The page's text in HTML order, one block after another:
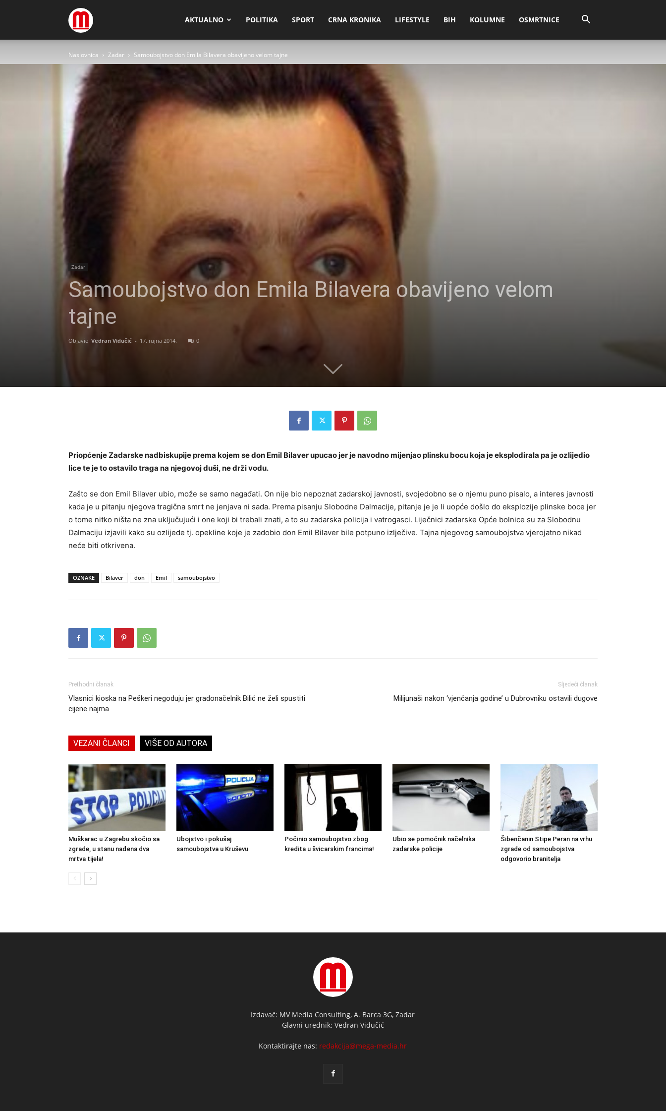
Megamedia AKTUALNO POLITIKA SPORT CRNA KRONIKA LIFESTYLE BIH KOLUMNE OSMRTNICE
Naslovnica Zadar Samoubojstvo don Emila Bilavera obavijeno velom tajne
Zadar
Samoubojstvo don Emila Bilavera obavijeno velom
tajne
Objavio Vedran Vidučić - 17. rujna 2014. 0
Priopćenje Zadarske nadbiskupije prema kojem se don Emil Bilaver upucao jer je navodno mijenjao plinsku bocu koja je eksplodirala pa je ozlijedio
lice te je to ostavilo traga na njegovoj duši, ne drži vodu.
Zašto se don Emil Bilaver ubio, može se samo nagađati. On nije bio nepoznat zadarskoj javnosti, svojedobno se o njemu puno pisalo, a interes javnosti
kada je u pitanju njegova tragična smrt ne jenjava ni sada. Prema pisanju Slobodne Dalmacije, pitanje je je li uopće došlo do eksplozije plinske boce jer
o tome nitko ništa ne zna uključujući i one koji bi trebali znati, a to su zadarska policija i vatrogasci. Liječnici zadarske Opće bolnice su za Slobodnu
Dalmaciju izjavili kako su ozlijede tj. opekline koje je zadobio don Emil Bilaver bile potpuno izlječive. Tajna njegovog samoubojstva vjerojatno nikad
neće biti otkrivena.
OZNAKE Bilaver don Emil samoubojstvo
Prethodni članak
Vlasnici kioska na Peškeri negoduju jer gradonačelnik Bilić ne želi spustiti
cijene najma
Sljedeći članak
Milijunaši nakon ‘vjenčanja godine’ u Dubrovniku ostavili dugove
VEZANI ČLANCI VIŠE OD AUTORA
Muškarac u Zagrebu skočio sa
zgrade, u stanu nađena dva
mrtva tijela!
Ubojstvo i pokušaj
samoubojstva u Kruševu
Počinio samoubojstvo zbog
kredita u švicarskim francima!
Ubio se pomoćnik načelnika
zadarske policije
Šibenčanin Stipe Peran na vrhu
zgrade od samoubojstva
odgovorio branitelja
Izdavač: MV Media Consulting, A. Barca 3G, Zadar
Glavni urednik: Vedran Vidučić
Kontaktirajte nas: redakcija@mega-media.hr